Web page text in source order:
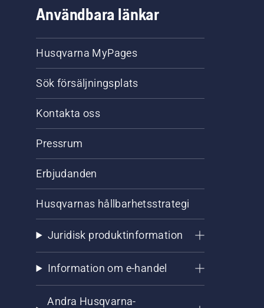
Användbara länkar
Husqvarna MyPages
Sök försäljningsplats
Kontakta oss
Pressrum
Erbjudanden
Husqvarnas hållbarhetsstrategi
Juridisk produktinformation
Information om e-handel
Andra Husqvarna-